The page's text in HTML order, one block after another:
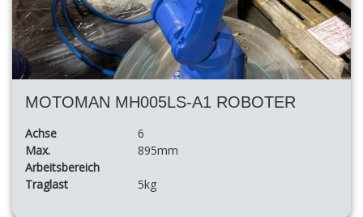
MOTOMAN MH005LS-A1 ROBOTER
Achse
6
Max.
Arbeitsbereich
895mm
Traglast 5kg